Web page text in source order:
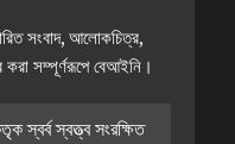
সংবাদ, আলোকচিত্র,
সম্পূর্ণরূপে বেআইনি।
স্বত্ত্ব সংরক্ষিত